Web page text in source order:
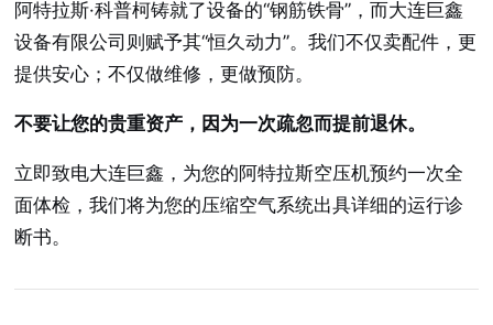
阿特拉斯·科普柯铸就了设备的“钢筋铁骨”，而大连巨鑫
设备有限公司则赋予其“恒久动力”。我们不仅卖配件，更
提供安心；不仅做维修，更做预防。
不要让您的贵重资产，因为一次疏忽而提前退休。
立即致电大连巨鑫，为您的阿特拉斯空压机预约一次全
面体检，我们将为您的压缩空气系统出具详细的运行诊
断书。